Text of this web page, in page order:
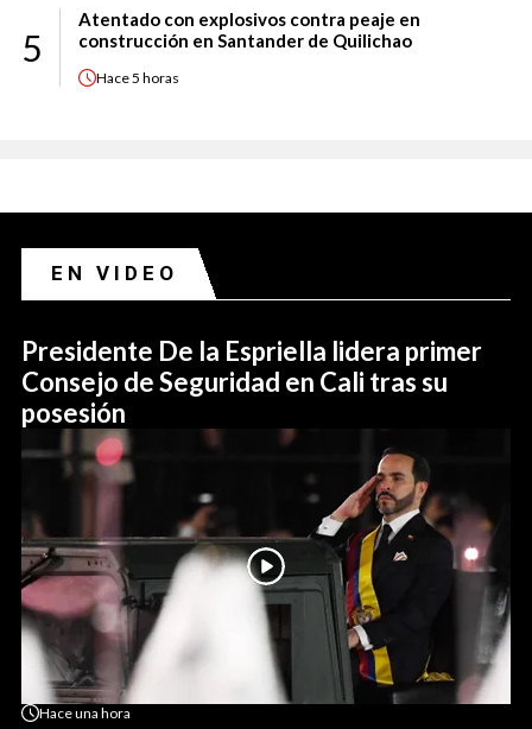
5
Atentado con explosivos contra peaje en
construcción en Santander de Quilichao
Hace5 horas
EN VIDEO
Presidente De la Espriella lidera primer
Consejo de Seguridad en Cali tras su
posesión
Haceuna hora